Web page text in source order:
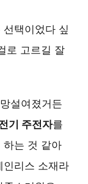
택이었다 싶
로 고르길 잘
설여졌거든
기 주전자를
하는 것 같아
인리스 소재라